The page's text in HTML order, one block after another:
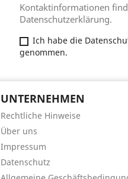
Kontaktinformationen
Datenschutzerklärung.
Ich habe die
genommen.
UNTERNEHMEN
Rechtliche Hinweise
Über uns
Impressum
Datenschutz